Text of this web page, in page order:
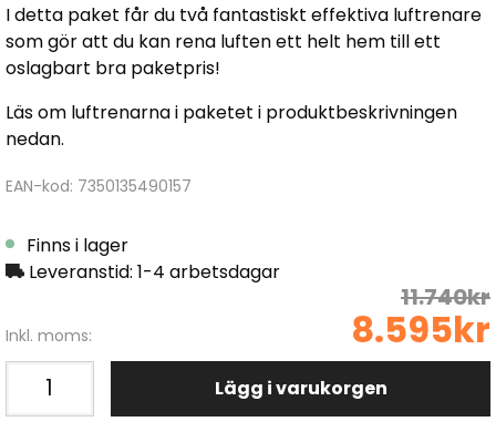
I detta paket får du två fantastiskt effektiva luftrenare
som gör att du kan rena luften ett helt hem till ett
oslagbart bra paketpris!
Läs om luftrenarna i paketet i produktbeskrivningen
nedan.
EAN-kod: 7350135490157
Finns i lager
Leveranstid: 1-4 arbetsdagar
Inkl. moms:
11.740kr
8.595kr
Lägg i varukorgen